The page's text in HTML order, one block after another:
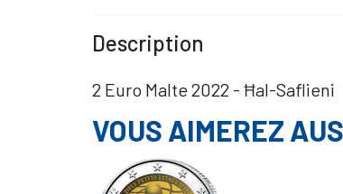
Description
2 Euro Malte 2022 - Ħal-Saflieni
VOUS AIMEREZ